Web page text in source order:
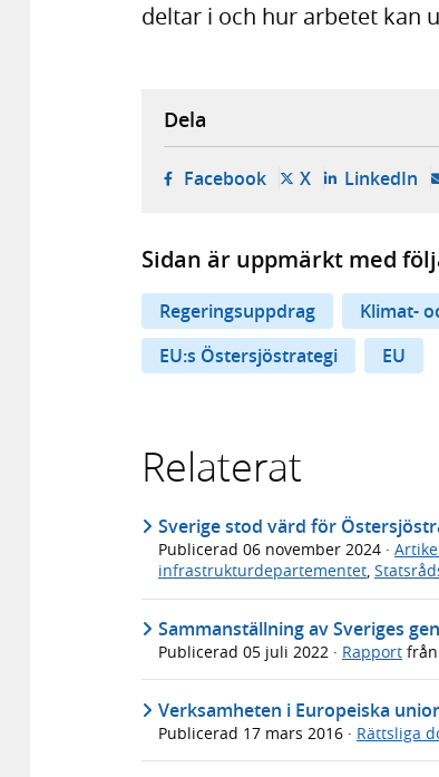
deltar i och hur arbetet kan
Dela
Facebook- öppnas i ny flik,
X- öppnas i ny
LinkedIn-
Sidan är uppmärkt med
Regeringsuppdrag Klimat-
EU:s Östersjöstrategi
EU
Relaterat
Sverige stod värd för
Publicerad 06 november 2024 ·
infrastrukturdepartementet,
Sammanställning av Sveriges
Publicerad 05 juli 2022 · Rapport från
Verksamheten i Europeiska
Publicerad 17 mars 2016 · Rättsliga